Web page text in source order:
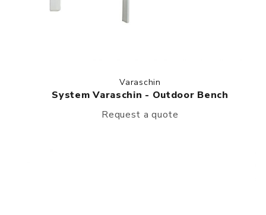
Varaschin
System Varaschin - Outdoor Bench
Request a quote